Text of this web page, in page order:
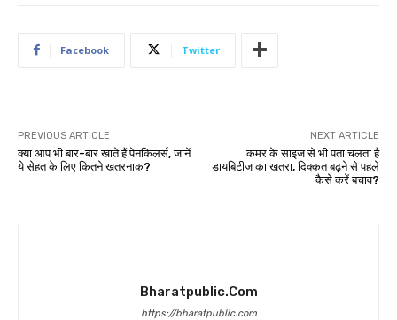
Facebook Twitter
PREVIOUS ARTICLE
क्या आप भी बार-बार खाते हैं पेनकिलर्स, जानें
ये सेहत के लिए कितने खतरनाक?
NEXT ARTICLE
कमर के साइज से भी पता चलता है
डायबिटीज का खतरा, दिक्कत बढ़ने से पहले
कैसे करें बचाव?
Bharatpublic.com
https://bharatpublic.com